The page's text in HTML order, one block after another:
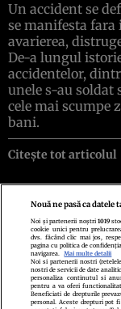
Un accident se
se manifesta fara
avarierea,
De-a lungul
accidentelor,
unele s-au soldat
cele mai scumpe
bani.
Citește tot articolul
Politica de
Echipa
Nouă ne pasă ca
Noi și partenerii noștri1019
cookie unici pentru
dvs. făcând clic mai jos,
pagina cu politica de
navigarea.
Mai multe detalii
Noi si partenerii nostri
nostri de servicii de date
personaliza continutul si
pentru a va oferi
Beneficiati de drepturile
personal. Aceste drepturi pot